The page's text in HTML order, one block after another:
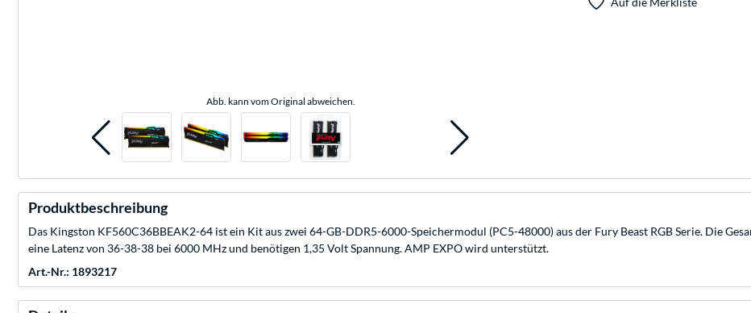
Abb. kann vom Original abweichen.
Produktbeschreibung
Das Kingston KF560C36BBEAK2-64 ist ein Kit aus zwei 64-GB-DDR5-6000-Speichermodul (PC5-48000) aus der Fury Beast RGB Serie. Die
eine Latenz von 36-38-38 bei 6000 MHz und benötigen 1,35 Volt Spannung. AMP EXPO wird unterstützt.
Art.-Nr.: 1893217